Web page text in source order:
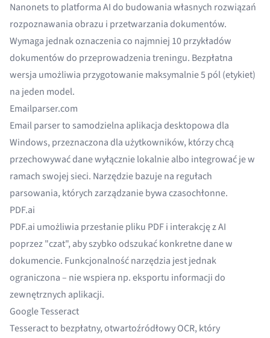
Nanonets to platforma AI do budowania własnych rozwiązań
rozpoznawania obrazu i przetwarzania dokumentów.
Wymaga jednak oznaczenia co najmniej 10 przykładów
dokumentów do przeprowadzenia treningu. Bezpłatna
wersja umożliwia przygotowanie maksymalnie 5 pól (etykiet)
na jeden model.
Emailparser.com
Email parser to samodzielna aplikacja desktopowa dla
Windows, przeznaczona dla użytkowników, którzy chcą
przechowywać dane wyłącznie lokalnie albo integrować je w
ramach swojej sieci. Narzędzie bazuje na regułach
parsowania, których zarządzanie bywa czasochłonne.
PDF.ai
PDF.ai umożliwia przesłanie pliku PDF i interakcję z AI
poprzez "czat", aby szybko odszukać konkretne dane w
dokumencie. Funkcjonalność narzędzia jest jednak
ograniczona – nie wspiera np. eksportu informacji do
zewnętrznych aplikacji.
Google Tesseract
Tesseract to bezpłatny, otwartoźródłowy OCR, który